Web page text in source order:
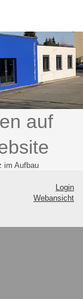
auf
im Aufbau
Login
Webansicht